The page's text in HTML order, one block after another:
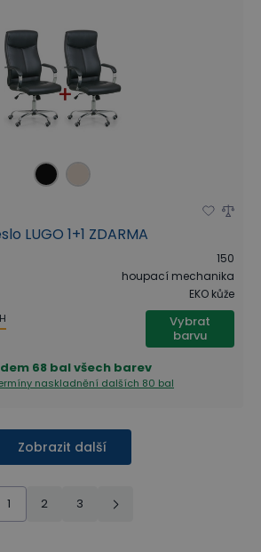
LUGO 1+1 ZDARMA
150
houpací mechanika
EKO kůže
Vybrat
barvu
68 bal všech barev
naskladnění dalších 80 bal
Zobrazit další
1 2 3